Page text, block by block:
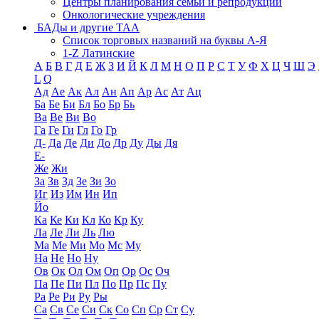
Онкологические учреждения
БАДы и другие ТАА
Список торговых названий на буквы А-Я
1-Z Латинские
А Б В Г Д Е Ж З И Й К Л М Н О П Р С Т У Ф Х Ц Ч Ш Э
L Q
Ад Ае Ак Ал Ан Ап Ар Ас Ат Ац
Ба Бе Би Бл Бо Бр Бь
Ва Ве Ви Во
Га Ге Ги Гл Го Гр
Д- Да Де Ди До Др Ду Ды Дя
Е-
Же Жи
За Зв Зд Зе Зи Зо
Иг Из Им Ин Ип
Йо
Ка Ке Ки Кл Ко Кр Ку
Ла Ле Ли Ль Лю
Ма Ме Ми Мо Мс Му
На Не Но Ну
Ов Ок Ол Ом Оп Ор Ос Оч
Па Пе Пи Пл По Пр Пс Пу
Ра Ре Ри Ру Ры
Са Св Се Си Ск Со Сп Ср Ст Су